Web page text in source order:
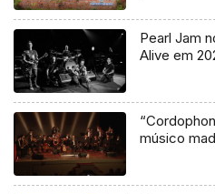
Pearl Jam
Alive em
músico